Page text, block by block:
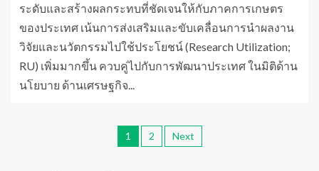
ระดับและสร้างผลกระทบที่ชัดเจนให้กับภาคการเกษตร
ของประเทศ เน้นการส่งเสริมและขับเคลื่อนการนำผลงาน
วิจัยและนวัตกรรมไปใช้ประโยชน์ (Research Utilization;
RU) เพิ่มมากขึ้น ควบคู่ไปกับการพัฒนาประเทศ ในมิติด้าน
นโยบาย ด้านเศรษฐกิจ...
1 2 Next